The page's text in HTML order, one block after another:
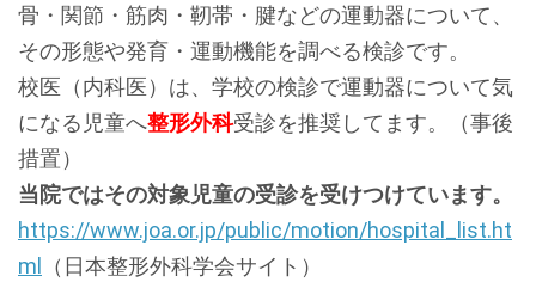
骨・関節・筋肉・靭帯・腱などの運動器について、
その形態や発育・運動機能を調べる検診です。
校医（内科医）は、学校の検診で運動器について気
になる児童へ整形外科受診を推奨してます。（事後
措置）
当院ではその対象児童の受診を受けつけています。
https://www.joa.or.jp/public/motion/hospital_list.ht
ml （日本整形外科学会サイト）